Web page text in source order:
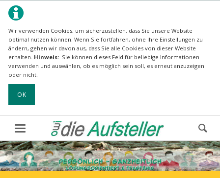
Wir verwenden Cookies, um sicherzustellen, dass Sie unsere Website
optimal nutzen können.Wenn Sie fortfahren, ohne Ihre Einstellungen zu
ändern, gehen wir davon aus, dass Sie alle Cookies von dieser Website
erhalten. Hinweis: Sie können dieses Feld für beliebige Informationen
verwenden und auswählen, ob es möglich sein soll, es erneut anzuzeigen
oder nicht.
OK